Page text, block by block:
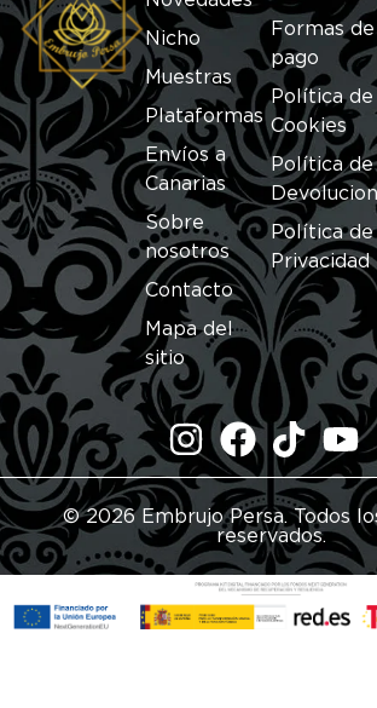
Nicho
Muestras
Plataformas
Envíos a
Canarias
Sobre
nosotros
Contacto
Mapa del
sitio
Formas de
pago
Política de
Cookies
Política de
Política de
Privacidad
© 2026 Embrujo Persa. Todos
reservados.